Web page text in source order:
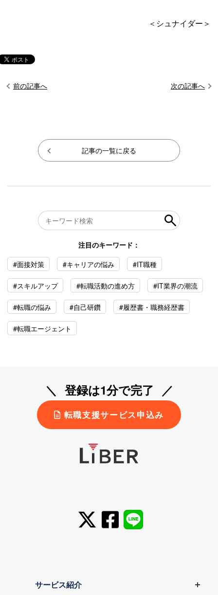
＜シュナイダー＞
前の記事へ 次の記事へ
記事の一覧に戻る
注目のキーワード：
#面接対策
#キャリアの悩み #IT職種
#スキルアップ #転職活動の進め方 #IT業界の潮流
#転職の悩み #自己研鑽 #履歴書・職務経歴書
#転職エージェント
登録は1分で完了
転職支援サービス申込み
サービス紹介